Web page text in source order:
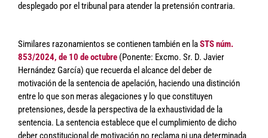
desplegado por el tribunal para atender la pretensión contraria.
Similares razonamientos se contienen también en laSTS núm.
853/2024, de 10 de octubre (Ponente: Excmo. Sr. D. Javier
Hernández García) que recuerda el alcance del deber de
motivación de la sentencia de apelación, haciendo una distinción
entre lo que son meras alegaciones y lo que constituyen
pretensiones, desde la perspectiva de la exhaustividad de la
sentencia. La sentencia establece que el cumplimiento de dicho
deber constitucional de motivación no reclama ni una determinada